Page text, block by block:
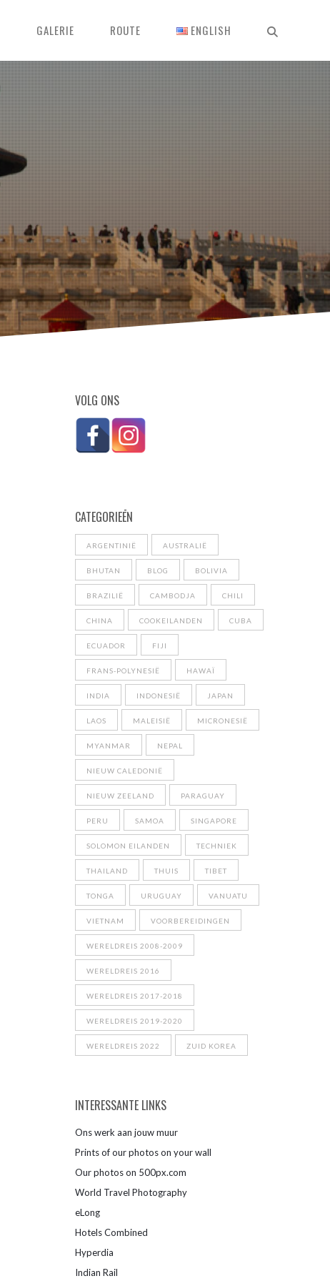
GALERIE ROUTE ENGLISH
VOLG ONS
CATEGORIEĒN
ARGENTINIË AUSTRALIË
BHUTAN BLOG BOLIVIA
BRAZILIË CAMBODJA CHILI
CHINA COOKEILANDEN CUBA
ECUADOR FIJI
FRANS-POLYNESIË HAWAÏ
INDIA INDONESIË JAPAN
LAOS MALEISIË MICRONESIË
MYANMAR NEPAL
NIEUW CALEDONIË
NIEUW ZEELAND PARAGUAY
PERU SAMOA SINGAPORE
SOLOMON EILANDEN TECHNIEK
THAILAND THUIS TIBET
TONGA URUGUAY VANUATU
VIETNAM VOORBEREIDINGEN
WERELDREIS 2008-2009
WERELDREIS 2016
WERELDREIS 2017-2018
WERELDREIS 2019-2020
WERELDREIS 2022 ZUID KOREA
INTERESSANTE LINKS
Ons werk aan jouw muur
Prints of our photos on your wall
Our photos on 500px.com
World Travel Photography
eLong
Hotels Combined
Hyperdia
Indian Rail